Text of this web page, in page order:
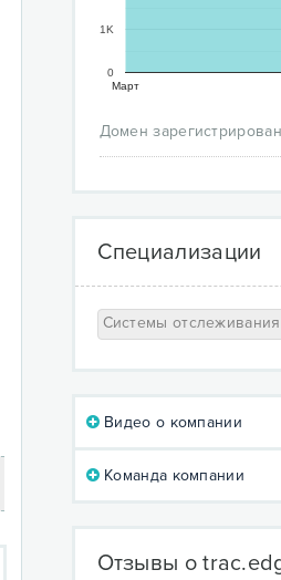
Март
0
1K
Домен
Специализации
Системы
Видео о компании
Команда компании
Отзывы о